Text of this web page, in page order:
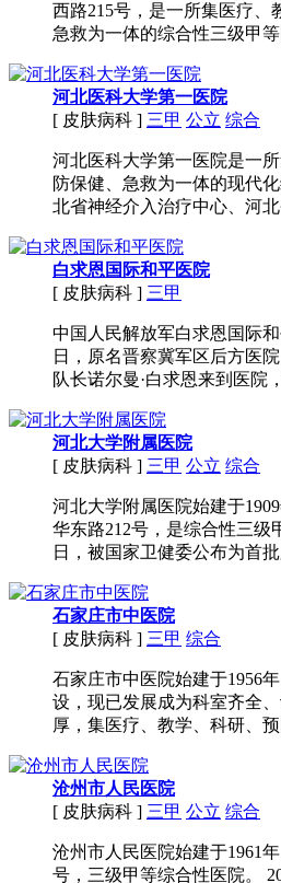
西路215号，是一所集医疗、
急救为一体的综合性三级甲
河北医科大学第一医院
[ 皮肤病科 ] 三甲 公立 综合
河北医科大学第一医院是一
防保健、急救为一体的现代
北省神经介入治疗中心、河
白求恩国际和平医院
[ 皮肤病科 ] 三甲
中国人民解放军白求恩国际
日，原名晋察冀军区后方医
队长诺尔曼·白求恩来到医院
河北大学附属医院
[ 皮肤病科 ] 三甲 公立 综合
河北大学附属医院始建于
华东路212号，是综合性三级
日，被国家卫健委公布为首
石家庄市中医院
[ 皮肤病科 ] 三甲 综合
石家庄市中医院始建于1956
设，现已发展成为科室齐全
厚，集医疗、教学、科研、
沧州市人民医院
[ 皮肤病科 ] 三甲 公立 综合
沧州市人民医院始建于1961
号，三级甲等综合性医院。